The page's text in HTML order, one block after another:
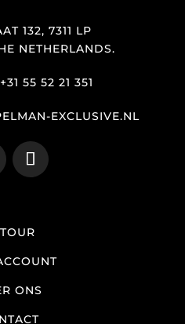
132, 7311 LP
NETHERLANDS.
55 52 21 351
EXCLUSIVE.NL
ONS